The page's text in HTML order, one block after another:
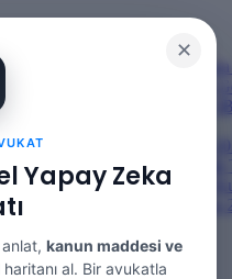
✕
Yapay Zeka
kanun maddesi ve
al. Bir avukatla
TCK 158’e Eklenen
Gözüyle Tüm Maddeler ve
Başıma Ne
Beyanları: 9. Hukuk Dairesi
Tazminata Etkisi ve
Tazminata Etkisi ve Ağır
İncelemesi: 9. Hukuk Dairesi
Dairesi 2026/4266 K.